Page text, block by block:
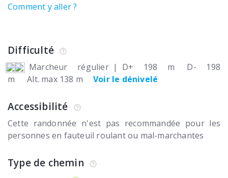
Comment y aller ?
Difficulté
Marcheur régulier | D+ 198 m
D- 198
m
Alt. max 138 m Voir le dénivelé
Accessibilité
Cette randonnée n'est pas recommandée pour les
personnes en fauteuil roulant ou mal-marchantes
Type de chemin